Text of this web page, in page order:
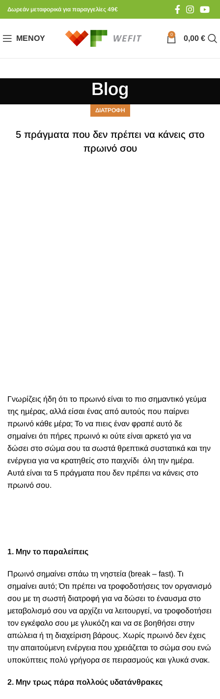
Δωρεάν μεταφορικά για παραγγελίες 49€
ΜΕΝΟΎ 0 0,00 €
Blog
ΔΙΑΤΡΟΦΗ
5 πράγματα που δεν πρέπει να κάνεις στο
πρωινό σου
Γνωρίζεις ήδη ότι το πρωινό είναι το πιο σημαντικό γεύμα
της ημέρας, αλλά είσαι ένας από αυτούς που παίρνει
πρωινό κάθε μέρα; Το να πιεις έναν φραπέ αυτό δε
σημαίνει ότι πήρες πρωινό κι ούτε είναι αρκετό για να
δώσει στο σώμα σου τα σωστά θρεπτικά συστατικά και την
ενέργεια για να κρατηθείς στο παιχνίδι όλη την ημέρα.
Αυτά είναι τα 5 πράγματα που δεν πρέπει να κάνεις στο
πρωινό σου.
1. Μην το παραλείπεις
Πρωινό σημαίνει σπάω τη νηστεία (break – fast). Τι
σημαίνει αυτό; Ότι πρέπει να τροφοδοτήσεις τον οργανισμό
σου με τη σωστή διατροφή για να δώσει το έναυσμα στο
μεταβολισμό σου να αρχίζει να λειτουργεί, να τροφοδοτήσει
τον εγκέφαλο σου με γλυκόζη και να σε βοηθήσει στην
απώλεια ή τη διαχείριση βάρους. Χωρίς πρωινό δεν έχεις
την απαιτούμενη ενέργεια που χρειάζεται το σώμα σου ενώ
υποκύπτεις πολύ γρήγορα σε πειρασμούς και γλυκά σνακ.
2. Μην τρως πάρα πολλούς υδατάνθρακες